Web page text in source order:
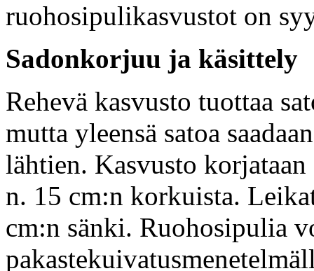
ruohosipulikasvustot on
Sadonkorjuu ja käsittely
Rehevä kasvusto tuottaa
mutta yleensä satoa
lähtien. Kasvusto korjataan
n. 15 cm:n korkuista.
cm:n sänki. Ruohosipulia